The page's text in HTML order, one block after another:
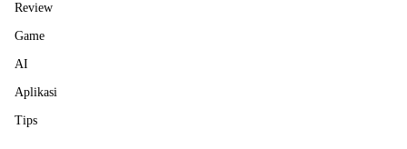
Review
Game
AI
Aplikasi
Tips